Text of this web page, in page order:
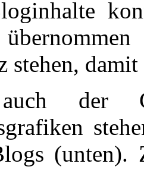
stehen,
der
(unten).